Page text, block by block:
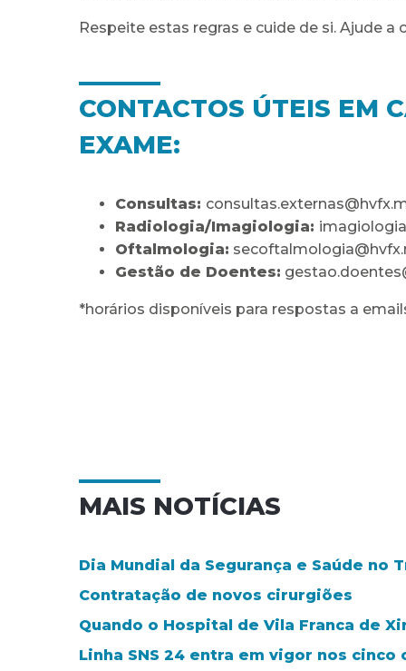
Respeite estas regras e cuide de si. Ajude
CONTACTOS ÚTEIS EM
EXAME:
Consultas:
Radiologia/Imagiologia:
Oftalmologia:
Gestão de Doentes:
*horários disponíveis para respostas a
MAIS NOTÍCIAS
Dia Mundial da Segurança e Saúde
Contratação de novos cirurgiões
Quando o Hospital de Vila Franca de
Linha SNS 24 entra em vigor nos cinco